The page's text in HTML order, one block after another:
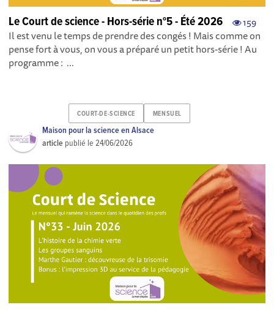
159
Le Court de science - Hors-série n°5 - Été 2026
Il est venu le temps de prendre des congés ! Mais comme on
pense fort à vous, on vous a préparé un petit hors-série ! Au
programme : ...
COURT-DE-SCIENCE MENSUEL
Maison pour la science en Alsace
article publié le24/06/2026